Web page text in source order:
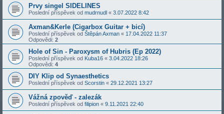
Prvy singel SIDELINES
Poslední příspěvek od mudrnudl « 3.07.2022 8:42
Axman&Kerle (Cigarbox Guitar + bicí)
Poslední příspěvek od Štěpán Axman « 17.04.2022 11:37
Odpovědi: 2
Hole of Sin - Paroxysm of Hubris (Ep 2022)
Poslední příspěvek od Kuba16 « 3.04.2022 18:26
Odpovědi: 4
DIY Klip od Synaesthetics
Poslední příspěvek od Scorstin « 29.12.2021 13:27
Vážná zpověď - zalezák
Poslední příspěvek od filipion « 9.11.2021 22:40